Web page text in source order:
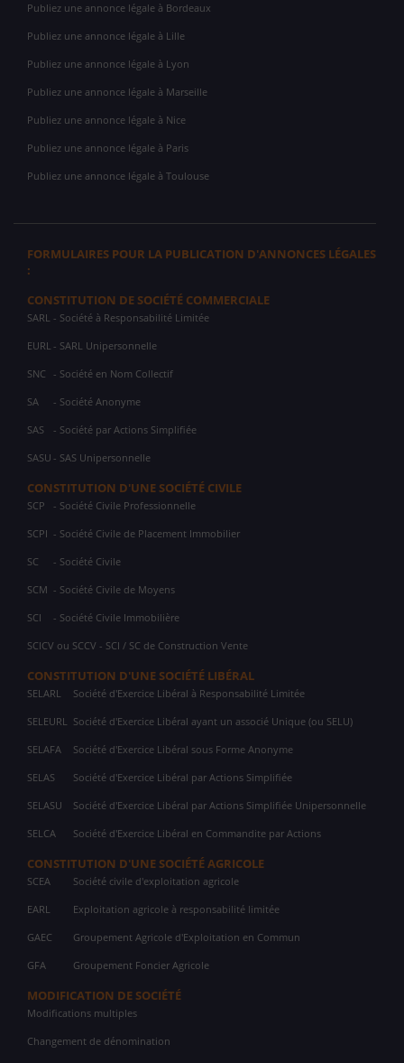
Publiez une annonce légale à Bordeaux
Publiez une annonce légale à Lille
Publiez une annonce légale à Lyon
Publiez une annonce légale à Marseille
Publiez une annonce légale à Nice
Publiez une annonce légale à Paris
Publiez une annonce légale à Toulouse
FORMULAIRES POUR LA PUBLICATION D'ANNONCES LÉGALES
:
CONSTITUTION DE SOCIÉTÉ COMMERCIALE
SARL - Société à Responsabilité Limitée
EURL - SARL Unipersonnelle
SNC - Société en Nom Collectif
SA - Société Anonyme
SAS - Société par Actions Simplifiée
SASU - SAS Unipersonnelle
CONSTITUTION D'UNE SOCIÉTÉ CIVILE
SCP - Société Civile Professionnelle
SCPI - Société Civile de Placement Immobilier
SC - Société Civile
SCM - Société Civile de Moyens
SCI - Société Civile Immobilière
SCICV ou SCCV - SCI / SC de Construction Vente
CONSTITUTION D'UNE SOCIÉTÉ LIBÉRAL
SELARL Société d'Exercice Libéral à Responsabilité Limitée
SELEURL Société d'Exercice Libéral ayant un associé Unique (ou SELU)
SELAFA Société d'Exercice Libéral sous Forme Anonyme
SELAS Société d'Exercice Libéral par Actions Simplifiée
SELASU Société d'Exercice Libéral par Actions Simplifiée Unipersonnelle
SELCA Société d'Exercice Libéral en Commandite par Actions
CONSTITUTION D'UNE SOCIÉTÉ AGRICOLE
SCEA Société civile d'exploitation agricole
EARL Exploitation agricole à responsabilité limitée
GAEC Groupement Agricole d'Exploitation en Commun
GFA Groupement Foncier Agricole
MODIFICATION DE SOCIÉTÉ
Modifications multiples
Changement de dénomination